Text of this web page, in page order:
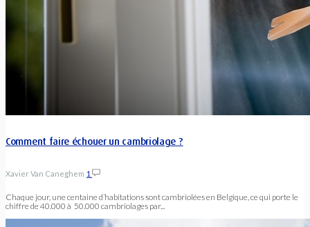
Comment faire échouer un cambriolage ?
Xavier Van Caneghem 1
Chaque jour, une centaine d’habitations sont cambriolées en Belgique, ce qui porte le
chiffre de 40.000 à 50.000 cambriolages par...